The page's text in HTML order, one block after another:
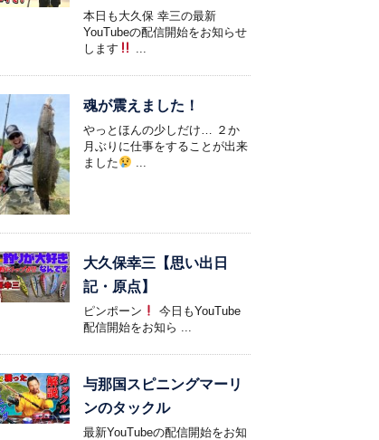
本日も大久保 幸三の最新
YouTubeの配信開始をお知らせ
します
...
魂が震えました！
やっとほんの少しだけ… ２か
月ぶりに仕事をすることが出来
ました
...
大久保幸三【思い出日
記・原点】
ピンポーン
今日もYouTube
配信開始をお知ら ...
与那国スピニングマーリ
ンのタックル
最新YouTubeの配信開始をお知